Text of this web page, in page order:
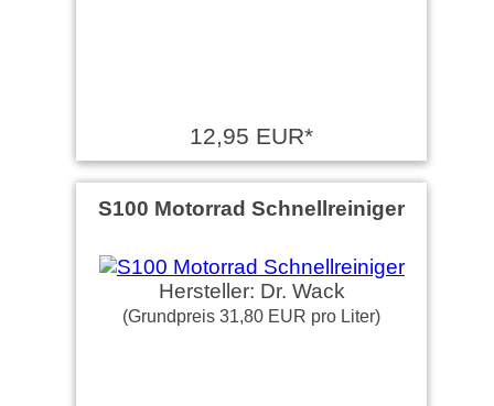
12,95 EUR*
S100 Motorrad Schnellreiniger
Hersteller: Dr. Wack
(Grundpreis 31,80 EUR pro Liter)